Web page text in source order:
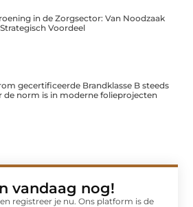
in de Zorgsector: Van Noodzaak
Voordeel
gecertificeerde Brandklasse B steeds
de norm is in moderne folieprojecten
vandaag nog!
registreer je nu. Ons platform is de